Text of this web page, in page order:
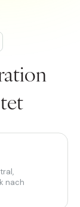
nach